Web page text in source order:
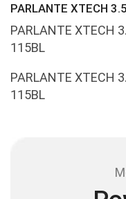
Audífonos
PARLANTE XTECH
PARLANTE XTECH
115BL
PARLANTE XTECH
115BL